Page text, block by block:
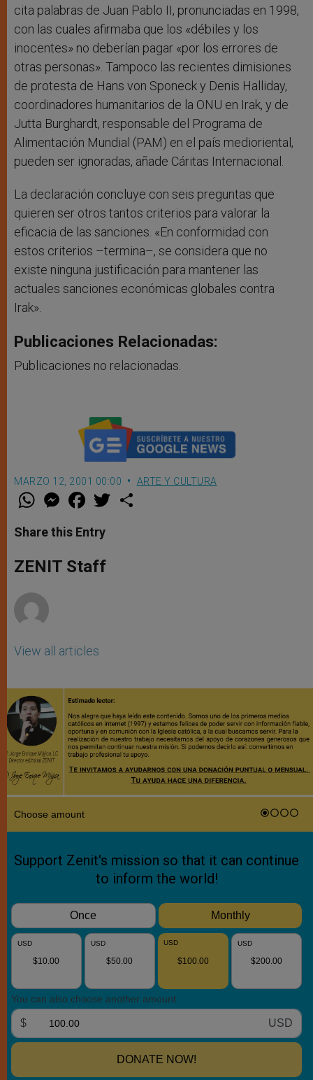
cita palabras de Juan Pablo II, pronunciadas en 1998,
con las cuales afirmaba que los «débiles y los
inocentes» no deberían pagar «por los errores de
otras personas». Tampoco las recientes dimisiones
de protesta de Hans von Sponeck y Denis Halliday,
coordinadores humanitarios de la ONU en Irak, y de
Jutta Burghardt, responsable del Programa de
Alimentación Mundial (PAM) en el país medioriental,
pueden ser ignoradas, añade Cáritas Internacional.
La declaración concluye con seis preguntas que
quieren ser otros tantos criterios para valorar la
eficacia de las sanciones. «En conformidad con
estos criterios –termina–, se considera que no
existe ninguna justificación para mantener las
actuales sanciones económicas globales contra
Irak».
Publicaciones Relacionadas:
Publicaciones no relacionadas.
MARZO 12, 2001 00:00 ARTE Y CULTURA
W
t
s
p
p
M
e
s
e
g
e
F
a
e
b
o
k
w
Share this Entry
ZENIT Staff
View all articles